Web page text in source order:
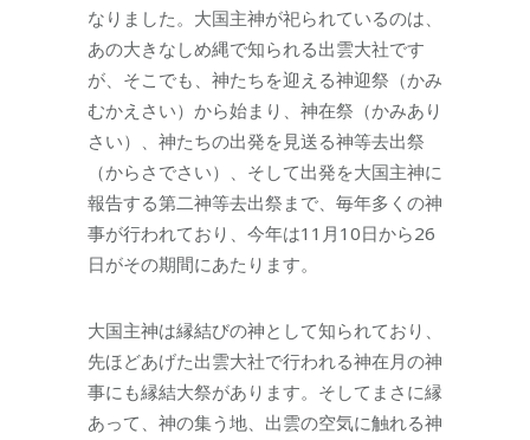
なりました。大国主神が祀られているのは、
あの大きなしめ縄で知られる出雲大社です
が、そこでも、神たちを迎える神迎祭（かみ
むかえさい）から始まり、神在祭（かみあり
さい）、神たちの出発を見送る神等去出祭
（からさでさい）、そして出発を大国主神に
報告する第二神等去出祭まで、毎年多くの神
事が行われており、今年は11月10日から26
日がその期間にあたります。
大国主神は縁結びの神として知られており、
先ほどあげた出雲大社で行われる神在月の神
事にも縁結大祭があります。そしてまさに縁
あって、神の集う地、出雲の空気に触れる神